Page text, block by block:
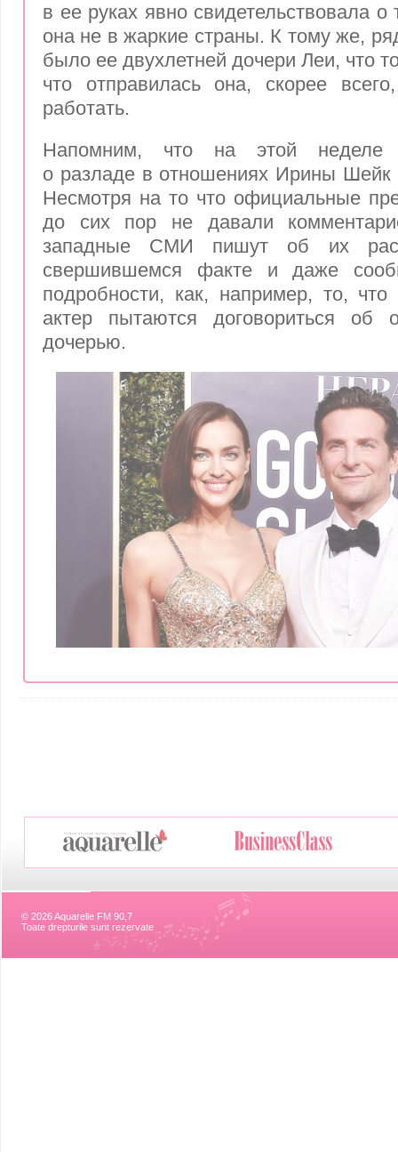
в ее руках явно свидетельствовала о
она не в жаркие страны. К тому же,
было ее двухлетней дочери Леи, что
что отправилась она, скорее
работать.
Напомним, что на этой неделе
о разладев отношениях Ирины Шейк
Несмотря на то что официальные
до сих пор не давали
западные СМИ пишут об их
свершившемся факте и даже
подробности, как, например, то,
актер пытаются договориться об
дочерью.
© 2026 Aquarelle FM 90,7
Toate drepturile sunt rezervate